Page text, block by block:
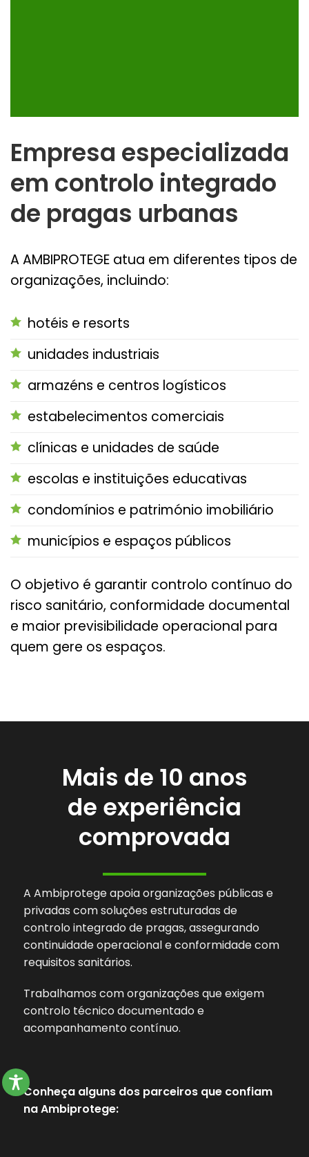
Empresa especializada
em controlo integrado
de pragas urbanas
A AMBIPROTEGE atua em diferentes tipos de
organizações, incluindo:
hotéis e resorts
unidades industriais
armazéns e centros logísticos
estabelecimentos comerciais
clínicas e unidades de saúde
escolas e instituições educativas
condomínios e património imobiliário
municípios e espaços públicos
O objetivo é garantir controlo contínuo do
risco sanitário, conformidade documental
e maior previsibilidade operacional para
quem gere os espaços.
Mais de 10 anos
de experiência
comprovada
A Ambiprotege apoia organizações públicas e
privadas com soluções estruturadas de
controlo integrado de pragas, assegurando
continuidade operacional e conformidade com
requisitos sanitários.
Trabalhamos com organizações que exigem
controlo técnico documentado e
acompanhamento contínuo.
Conheça alguns dos parceiros que confiam
na Ambiprotege: